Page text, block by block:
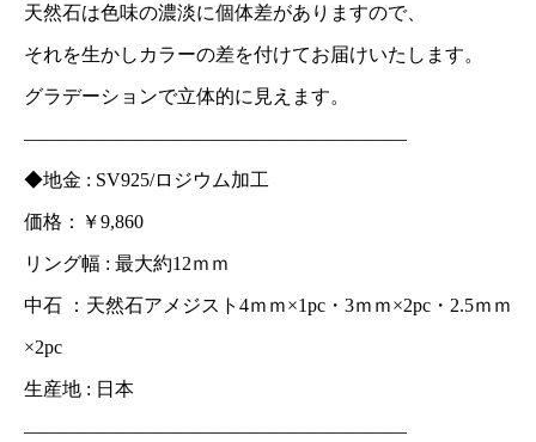
天然石は色味の濃淡に個体差がありますので、
それを生かしカラーの差を付けてお届けいたします。
グラデーションで立体的に見えます。
————————————————————
◆地金 : SV925/ロジウム加工
価格：￥9,860
リング幅 : 最大約12ｍｍ
中石 ：天然石アメジスト4ｍｍ×1pc・3ｍｍ×2pc・2.5ｍｍ
×2pc
生産地 : 日本
————————————————————